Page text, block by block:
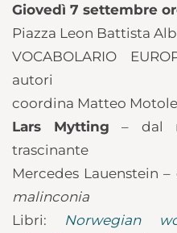
Giovedì 7 settembre
Piazza Leon Battista
VOCABOLARIO
autori
coordina Matteo
Lars Mytting – dal
trascinante
Mercedes Lauenstein
malinconia
Libri: Norwegian